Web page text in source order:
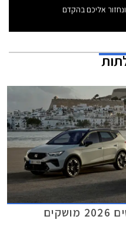
ונחזור אליכם בהקדם
סיאט איביזה וארונה החדשים 2026 מושקים